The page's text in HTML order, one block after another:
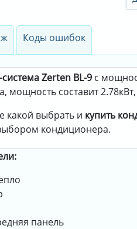
Коды ошибок
Zerten BL-9 с
мощность составит
какой выбрать и купить
кондиционера.
панель